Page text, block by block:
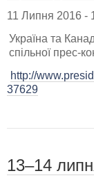
11 Липня 2016 -
Україна та
спільної прес-
http://
37629
13–14